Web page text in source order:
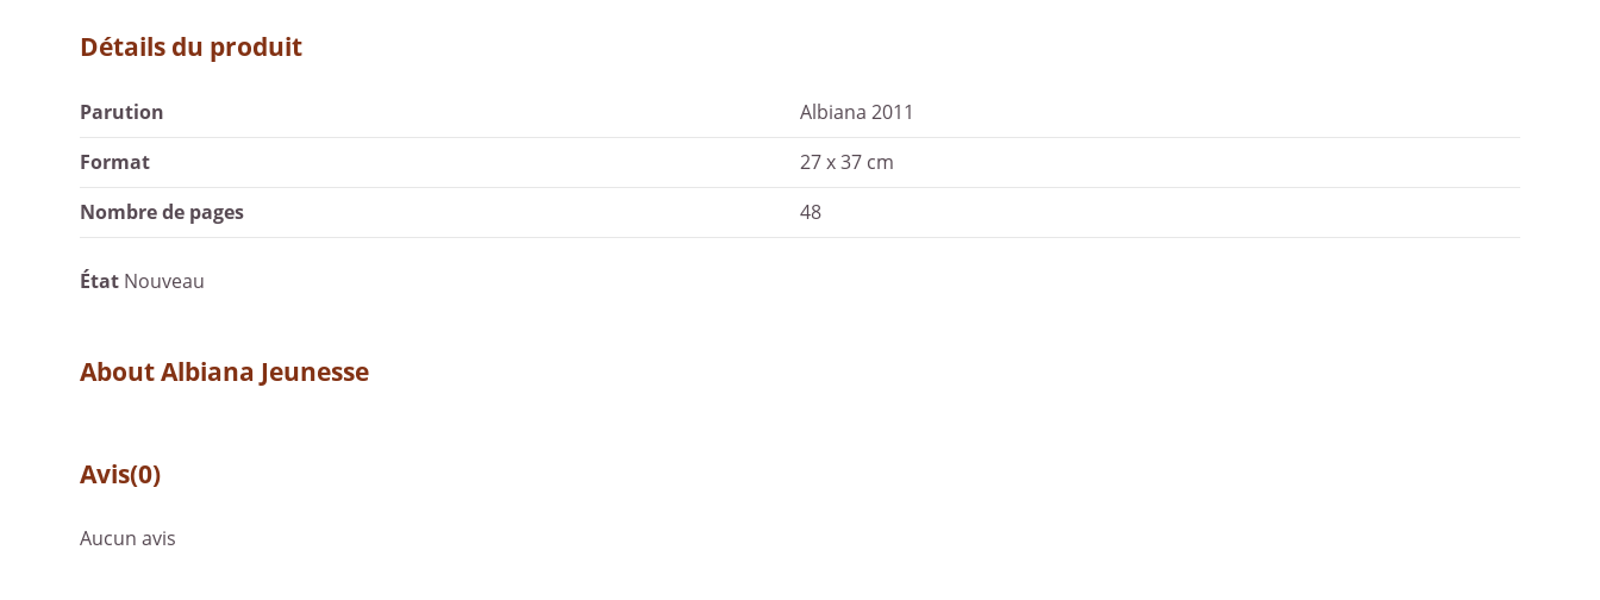
Détails du produit
Parution
Albiana 2011
Format
27 x 37 cm
Nombre de pages
48
État Nouveau
About Albiana Jeunesse
Avis(0)
Aucun avis